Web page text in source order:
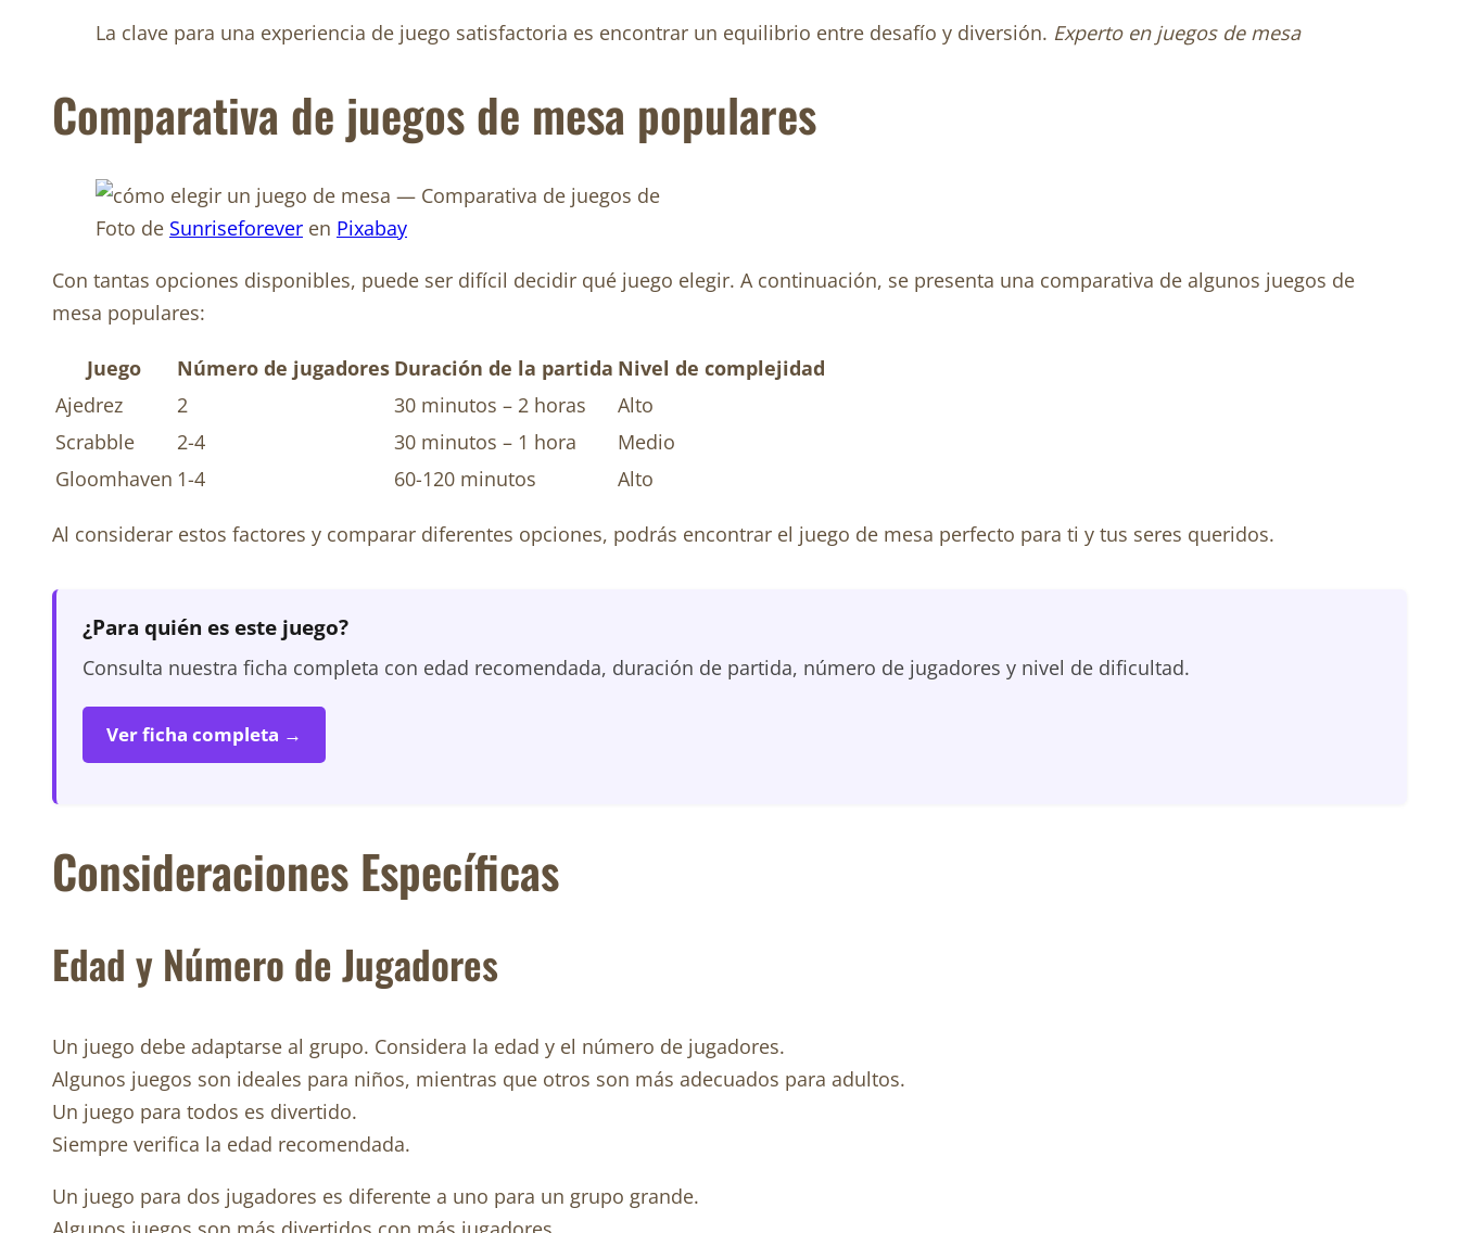
La clave para una experiencia de juego satisfactoria es encontrar un equilibrio entre desafío y diversión. Experto en juegos de mesa
Comparativa de juegos de mesa populares
Foto de Sunriseforever en Pixabay
Con tantas opciones disponibles, puede ser difícil decidir qué juego elegir. A continuación, se presenta una comparativa de algunos juegos de
mesa populares:
Juego Número de jugadores Duración de la partida Nivel de complejidad
Ajedrez
2 30 minutos – 2 horas
Alto
Scrabble
2-4 30 minutos – 1 hora
Medio
Gloomhaven 1-4 60-120 minutos Alto
Al considerar estos factores y comparar diferentes opciones, podrás encontrar el juego de mesa perfecto para ti y tus seres queridos.
¿Para quién es este juego?
Consulta nuestra ficha completa con edad recomendada, duración de partida, número de jugadores y nivel de dificultad.
Ver ficha completa →
Consideraciones Específicas
Edad y Número de Jugadores
Un juego debe adaptarse al grupo. Considera la edad y el número de jugadores.
Algunos juegos son ideales para niños, mientras que otros son más adecuados para adultos.
Un juego para todos es divertido.
Siempre verifica la edad recomendada.
Un juego para dos jugadores es diferente a uno para un grupo grande.